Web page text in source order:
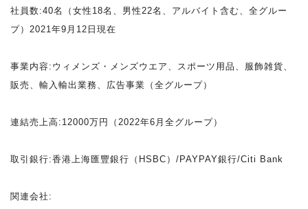
社員数:40名（女性18名、男性22名、アルバイト含む、 全グルー
プ）2021年9月12日現在
事業内容:ウィメンズ・メンズウエア、スポーツ用品、服飾雑貨、
販売、輸入 輸出業務、広告事業（全グループ）
連結売上高:12000万円（2022年6月全グループ）
取引銀行:香港上海匯豐銀行（HSBC）/PAYPAY銀行/Citi Bank
関連会社: